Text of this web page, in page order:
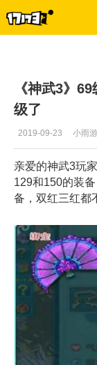
《神武3》
级了
2019-09-23 小雨
亲爱的神武3玩
129和150的装
备，双红三红都